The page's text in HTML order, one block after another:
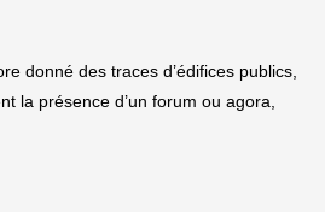
donné des traces d’édifices publics,
la présence d’un forum ou agora,